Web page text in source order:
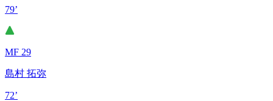
79’
MF 29
島村 拓弥
72’